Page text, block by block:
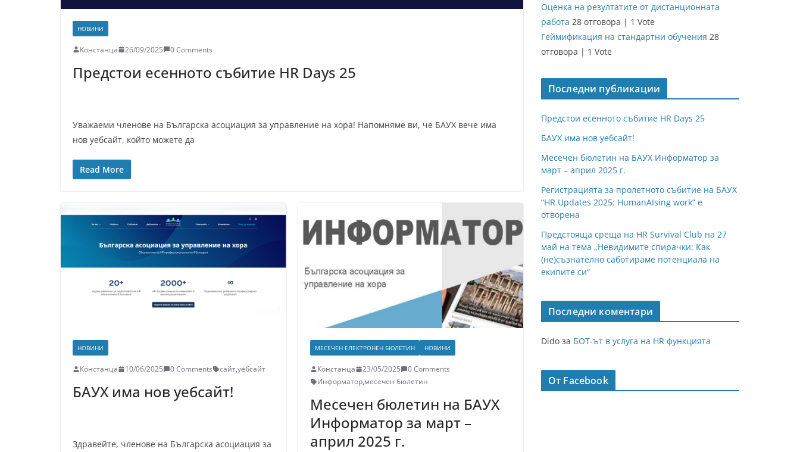
НОВИНИ
Констанца 26/09/2025 0 Comments
Предстои есенното събитие HR Days 25
Уважаеми членове на Българска асоциация за управление на хора! Напомняме ви, че БАУХ вече има
нов уебсайт, който можете да
Read More
НОВИНИ
Констанца 10/06/2025 0 Comments сайт,уебсайт
БАУХ има нов уебсайт!
Здравейте, членове на Българска асоциация за
МЕСЕЧЕН ЕЛЕКТРОНЕН БЮЛЕТИН НОВИНИ
Констанца 23/05/2025
0 Comments
Информатор,месечен бюлетин
Месечен бюлетин на БАУХ
Информатор за март –
април 2025 г.
Оценка на резултатите от дистанционната
работа 28 отговора | 1 Vote
Геймификация на стандартни обучения 28
отговора | 1 Vote
Последни публикации
Предстои есенното събитие HR Days 25
БАУХ има нов уебсайт!
Месечен бюлетин на БАУХ Информатор за
март – април 2025 г.
Регистрацията за пролетното събитие на БАУХ
“HR Updates 2025: HumanAIsing work” е
отворена
Предстояща среща на HR Survival Club на 27
май на тема „Невидимите спирачки: Как
(не)съзнателно саботираме потенциала на
екипите си“
Последни коментари
Dido за БОТ-ът в услуга на HR функцията
От Facebook